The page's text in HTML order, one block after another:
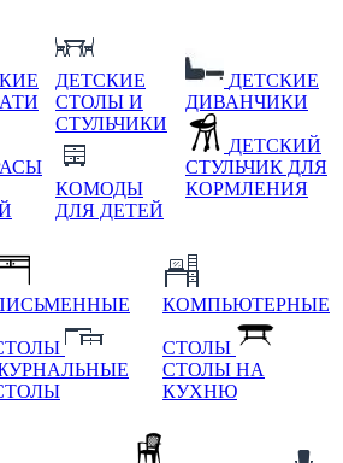
ДЕТСКИЕ
СТОЛЫ И
СТУЛЬЧИКИ
КОМОДЫ
ДЛЯ ДЕТЕЙ
ДЕТСКИЕ
ДИВАНЧИКИ
ДЕТСКИЙ
СТУЛЬЧИК ДЛЯ
КОРМЛЕНИЯ
КОМПЬЮТЕРНЫЕ
СТОЛЫ
СТОЛЫ НА
КУХНЮ